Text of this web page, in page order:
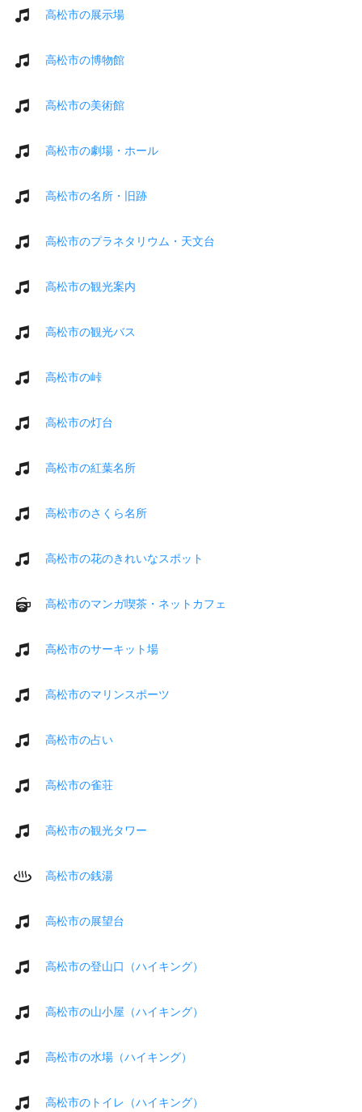
高松市の展示場
高松市の博物館
高松市の美術館
高松市の劇場・ホール
高松市の名所・旧跡
高松市のプラネタリウム・天文台
高松市の観光案内
高松市の観光バス
高松市の峠
高松市の灯台
高松市の紅葉名所
高松市のさくら名所
高松市の花のきれいなスポット
高松市のマンガ喫茶・ネットカフェ
高松市のサーキット場
高松市のマリンスポーツ
高松市の占い
高松市の雀荘
高松市の観光タワー
高松市の銭湯
高松市の展望台
高松市の登山口（ハイキング）
高松市の山小屋（ハイキング）
高松市の水場（ハイキング）
高松市のトイレ（ハイキング）